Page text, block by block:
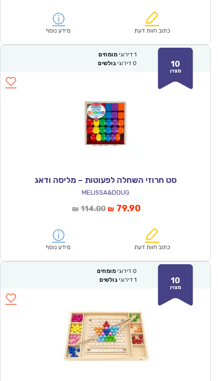
₪228.00.
הוא:
כתוב חוות דעת מידע נוסף
10
מצוין
1 דירוגי מומחים
0 דירוגי גולשים
סט חרוזי השחלה לפעוטות – מליסה ודאג
MELISSA&DOUG
₪ 114.00המחיר
₪114.00.
₪ 79.90המחיר
הוא:
כתוב חוות דעת מידע נוסף
10
מצוין
0 דירוגי מומחים
1 דירוגי גולשים